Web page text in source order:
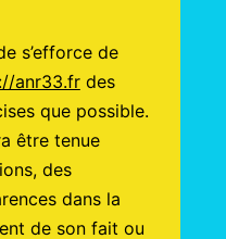
s’efforce de
anr33.frdes
que possible.
être tenue
des
dans la
de son fait ou